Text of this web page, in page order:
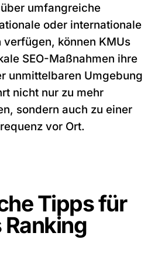
umfangreiche
oder internationale
verfügen, können KMUs
SEO-Maßnahmen ihre
unmittelbaren Umgebung
nicht nur zu mehr
sondern auch zu einer
vor Ort.
Tipps für